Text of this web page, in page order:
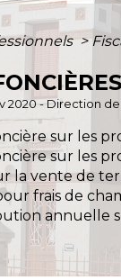
>
2020 - Direction
sur les
sur les
la vente de
frais de
annuelle